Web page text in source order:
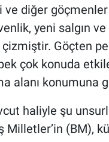
diğer göçmenler
yeni salgın
çizmiştir. Göçten
çok konuda
alanı konumuna
haliyle şu
Milletler’in (BM),